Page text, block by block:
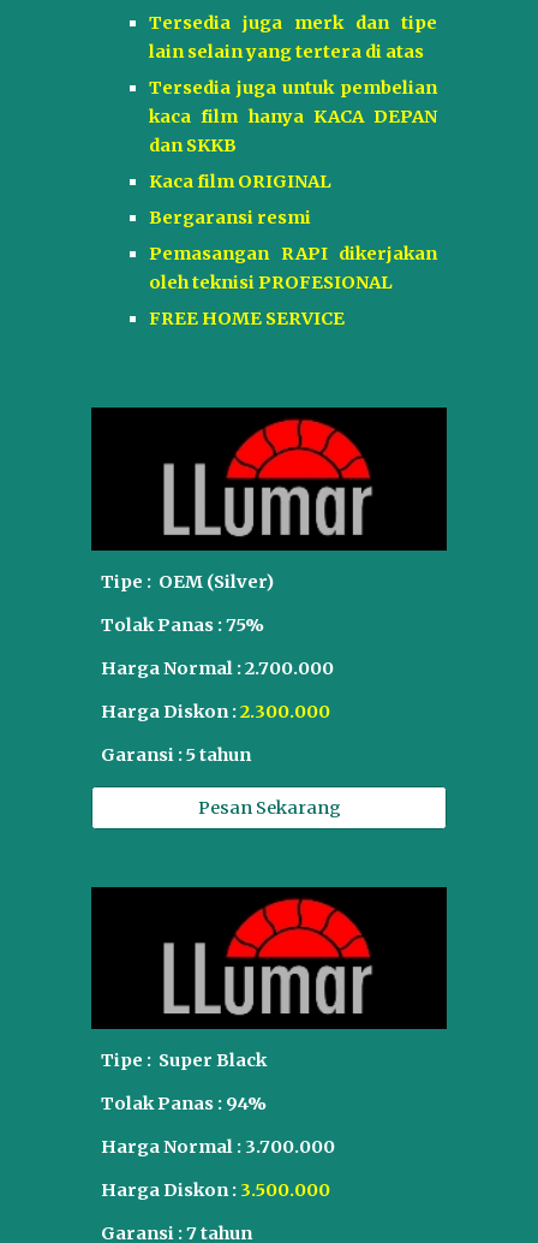
Tersedia juga merk dan tipe
lain selain yang tertera di atas
Tersedia juga untuk pembelian
kaca film hanya KACA DEPAN
dan SKKB
Kaca film ORIGINAL
Bergaransi resmi
Pemasangan RAPI dikerjakan
oleh teknisi PROFESIONAL
FREE HOME SERVICE
Tipe : OEM (Silver)
Tolak Panas :75%
Harga Normal : 2.700.000
Harga Diskon :2.300.000
Garansi :5tahun
Pesan Sekarang
Tipe : Super Black
Tolak Panas : 94%
Harga Normal : 3.700.000
Harga Diskon : 3.500.000
Garansi : 7 tahun